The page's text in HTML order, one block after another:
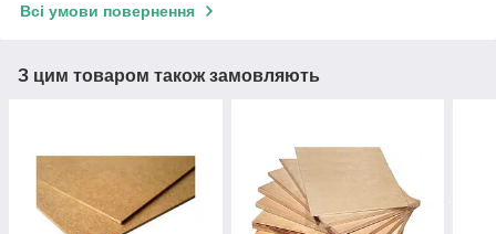
Всі умови повернення
З цим товаром також замовляють